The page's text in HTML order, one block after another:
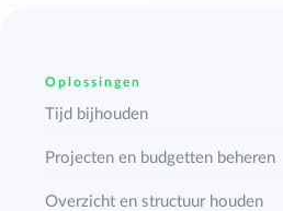
Oplossingen
Tijd bijhouden
Projecten en budgetten beheren
Overzicht en structuur houden